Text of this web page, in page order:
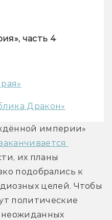
часть 4
Дракон»
империи»
их планы
подобрались к
целей. Чтобы
политические